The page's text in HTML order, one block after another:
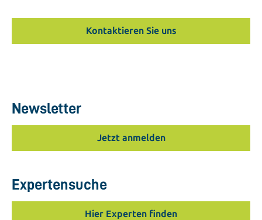
Kontaktieren Sie uns
Newsletter
Jetzt anmelden
Expertensuche
Hier Experten finden